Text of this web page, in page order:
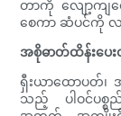
တာကို လျော့ကျစေ
စေကာ ဆံပင်ကို
အစိုဓာတ်ထိန်းပေး
ရှီးယာထောပတ်၊
သည့် ပါဝင်ပစ္စ